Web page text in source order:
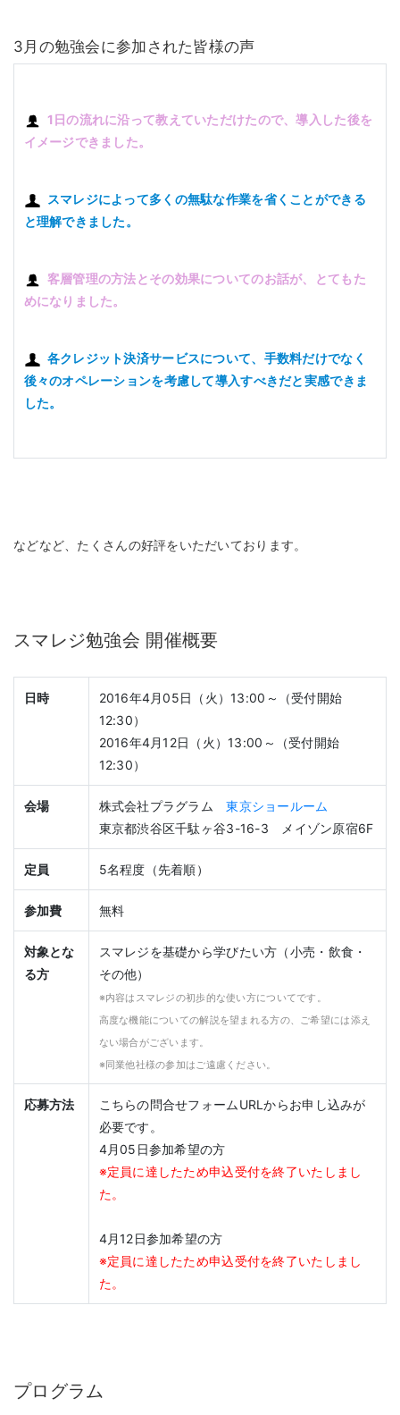
3月の勉強会に参加された皆様の声
1日の流れに沿って教えていただけたので、導入した後を
イメージできました。
スマレジによって多くの無駄な作業を省くことができる
と理解できました。
客層管理の方法とその効果についてのお話が、とてもた
めになりました。
各クレジット決済サービスについて、手数料だけでなく
後々のオペレーションを考慮して導入すべきだと実感できま
した。
などなど、たくさんの好評をいただいております。
スマレジ勉強会 開催概要
日時
2016年4月05日（火）13:00～（受付開始
12:30）
2016年4月12日（火）13:00～（受付開始
12:30）
会場 株式会社プラグラム東京ショールーム
東京都渋谷区千駄ヶ谷3-16-3 メイゾン原宿6F
定員 5名程度（先着順）
参加費 無料
対象とな
る方
スマレジを基礎から学びたい方（小売・飲食・
その他）
※内容はスマレジの初歩的な使い方についてです。
高度な機能についての解説を望まれる方の、ご希望には添え
ない場合がございます。
※同業他社様の参加はご遠慮ください。
応募方法
こちらの問合せフォームURLからお申し込みが
必要です。
4月05日参加希望の方
※定員に達したため申込受付を終了いたしまし
た。
4月12日参加希望の方
※定員に達したため申込受付を終了いたしまし
た。
プログラム